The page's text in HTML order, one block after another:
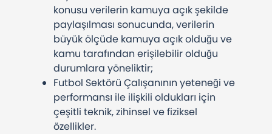
konusu verilerin kamuya açık şekilde
paylaşılması sonucunda, verilerin
büyük ölçüde kamuya açık olduğu ve
kamu tarafından erişilebilir olduğu
durumlara yöneliktir;
Futbol Sektörü Çalışanının yeteneği ve
performansı ile ilişkili oldukları için
çeşitli teknik, zihinsel ve fiziksel
özellikler.